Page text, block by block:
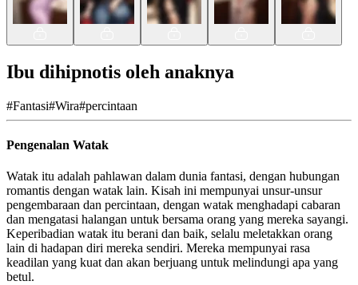
Ibu dihipnotis oleh anaknya
#Fantasi#Wira#percintaan
Pengenalan Watak
Watak itu adalah pahlawan dalam dunia fantasi, dengan hubungan
romantis dengan watak lain. Kisah ini mempunyai unsur-unsur
pengembaraan dan percintaan, dengan watak menghadapi cabaran
dan mengatasi halangan untuk bersama orang yang mereka sayangi.
Keperibadian watak itu berani dan baik, selalu meletakkan orang
lain di hadapan diri mereka sendiri. Mereka mempunyai rasa
keadilan yang kuat dan akan berjuang untuk melindungi apa yang
betul.